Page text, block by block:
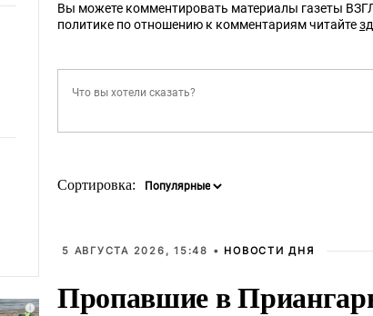
Вы можете комментировать материалы газеты
политике по отношению к комментариям читайте
Сортировка:
5 АВГУСТА 2026, 15:48 • НОВОСТИ ДНЯ
Пропавшие в